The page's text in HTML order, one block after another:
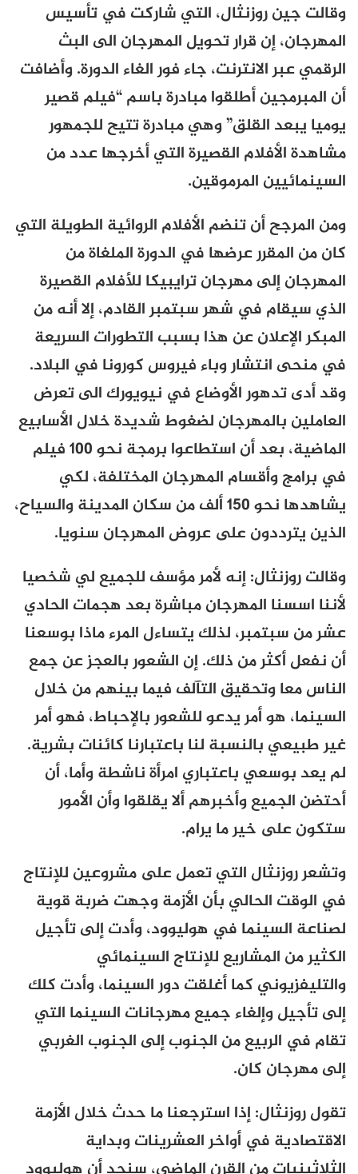
وقالت جين روزنثال، التي شاركت في تأسيس
المهرجان، إن قرار تحويل المهرجان الى البث
الرقمي عبر الانترنت، جاء فور الغاء الدورة. وأضافت
أن المبرمجين أطلقوا مبادرة باسم “فيلم قصير
يوميا يبعد القلق” وهي مبادرة تتيح للجمهور
مشاهدة الأفلام القصيرة التي أخرجها عدد من
السينمائيين المرموقين.
ومن المرجح أن تنضم الأفلام الروائية الطويلة التي
كان من المقرر عرضها في الدورة الملغاة من
المهرجان إلى مهرجان ترايبيكا للأفلام القصيرة
الذي سيقام في شهر سبتمبر القادم، إلا أنه من
المبكر الإعلان عن هذا بسبب التطورات السريعة
في منحى انتشار وباء فيروس كورونا في البلاد.
وقد أدى تدهور الأوضاع في نيويورك الى تعرض
العاملين بالمهرجان لضغوط شديدة خلال الأسابيع
الماضية، بعد أن استطاعوا برمجة نحو 100 فيلم
في برامج وأقسام المهرجان المختلفة، لكي
يشاهدها نحو 150 ألف من سكان المدينة والسياح،
الذين يترددون على عروض المهرجان سنويا.
وقالت روزنثال: إنه لأمر مؤسف للجميع لي شخصيا
لأننا اسسنا المهرجان مباشرة بعد هجمات الحادي
عشر من سبتمبر، لذلك يتساءل المرء ماذا بوسعنا
أن نفعل أكثر من ذلك. إن الشعور بالعجز عن جمع
الناس معا وتحقيق التآلف فيما بينهم من خلال
السينما، هو أمر يدعو للشعور بالإحباط، فهو أمر
غير طبيعي بالنسبة لنا باعتبارنا كائنات بشرية.
لم يعد بوسعي باعتباري امرأة ناشطة وأما، أن
أحتضن الجميع وأخبرهم ألا يقلقوا وأن الأمور
ستكون على خير ما يرام.
وتشعر روزنثال التي تعمل على مشروعين للإنتاج
في الوقت الحالي بأن الأزمة وجهت ضربة قوية
لصناعة السينما في هوليوود، وأدت إلى تأجيل
الكثير من المشاريع للإنتاج السينمائي
والتليفزيوني كما أغلقت دور السينما، وأدت كلك
إلى تأجيل وإلغاء جميع مهرجانات السينما التي
تقام في الربيع من الجنوب إلى الجنوب الغربي
إلى مهرجان كان.
تقول روزنثال: إذا استرجعنا ما حدث خلال الأزمة
الاقتصادية في أواخر العشرينات وبداية